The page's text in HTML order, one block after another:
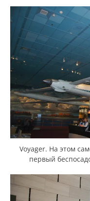
Voyager. На этом
первый